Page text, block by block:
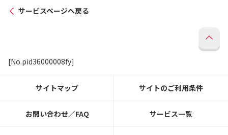
サービスページへ戻る
[No.pid36000008fy]
サイトマップ サイトのご利用条件
お問い合わせ／FAQ サービス一覧